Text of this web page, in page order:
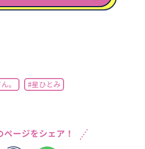
。 #星ひとみ
ページをシェア！